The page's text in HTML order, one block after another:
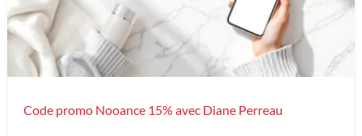
Code promo Nooance 15% avec Diane Perreau